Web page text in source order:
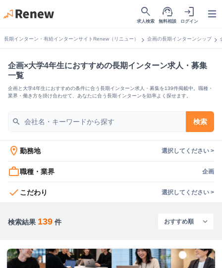
search
求人検索
support_agent
無料相談
login
ログイン
長期インターン・有給インターンサイトRenew（リニュー） chevron_right 企画の長期インターンシップchevron_right
企画×大学4年生におすすめの長期インターン求人・募集
一覧
企画と大学4年生におすすめの条件に合う長期インターン求人・募集を139件掲載中。職種・
業界・働き方を掛け合わせて、あなたに合う長期インターンを効率よく探せます。
search 検索
location_on 勤務地 選択してください >
work_outline職種・業界 企画
check こだわり 選択してください >
検索結果 139 件